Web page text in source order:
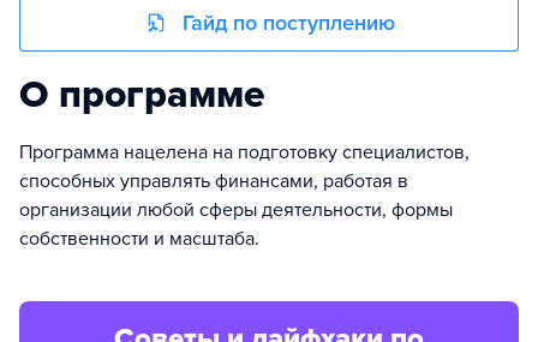
Гайд по поступлению
О программе
Программа нацелена на подготовку специалистов,
способных управлять финансами, работая в
организации любой сферы деятельности, формы
собственности и масштаба.